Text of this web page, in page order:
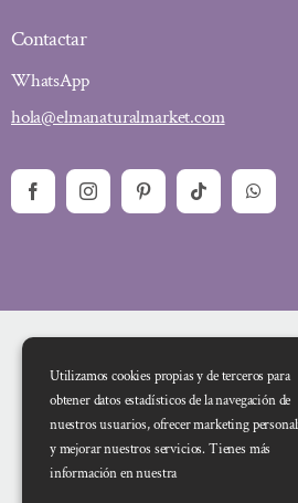
Contactar
WhatsApp
hola@elmanaturalmarket.com
Financiado por la Unión Europea –
Utilizamos cookies propias y de terceros para
obtener datos estadísticos de la navegación de
nuestros usuarios, ofrecer marketing
y mejorar nuestros servicios. Tienes más
información en nuestra